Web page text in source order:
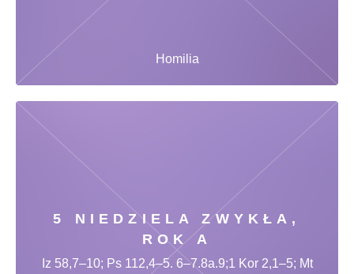
Homilia
5 NIEDZIELA ZWYKŁA,
ROK A
Iz 58,7–10; Ps 112,4–5. 6–7.8a.9;1 Kor 2,1–5; Mt